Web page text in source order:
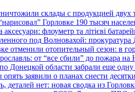
склады с продукцией двух
Горловке 190 тысяч
флоуметр та літієві
под Волновахой: прокуратура
отменили отопительный сезон: в
от “все сбили” до пожара
Донецкой области забрали еще
заявили о планах снести
деталей нет: новая сводка из